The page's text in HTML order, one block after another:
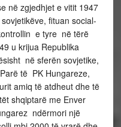
në zgjedhjet e vitit 1947
fituan social-
e tyre në tërë
u krijua Republika
në sferën sovjetike,
të PK Hungareze,
amiq të atdheut dhe të
shqiptarë me Enver
ndërmori një